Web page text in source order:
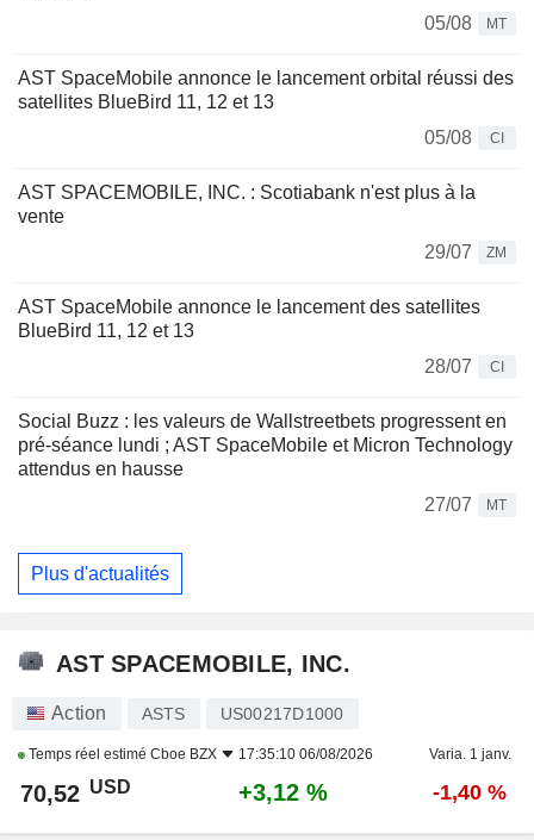
05/08
MT
AST SpaceMobile annonce le lancement orbital réussi des
satellites BlueBird 11, 12 et 13
05/08
CI
AST SPACEMOBILE, INC. : Scotiabank n'est plus à la
vente
29/07
ZM
AST SpaceMobile annonce le lancement des satellites
BlueBird 11, 12 et 13
28/07
CI
Social Buzz : les valeurs de Wallstreetbets progressent en
pré-séance lundi ; AST SpaceMobile et Micron Technology
attendus en hausse
27/07
MT
Plus d'actualités
AST SPACEMOBILE, INC.
Action ASTS US00217D1000
Temps réel estimé Cboe BZX 17:35:10 06/08/2026 Varia. 1 janv.
70,52 USD +3,12 % -1,40 %